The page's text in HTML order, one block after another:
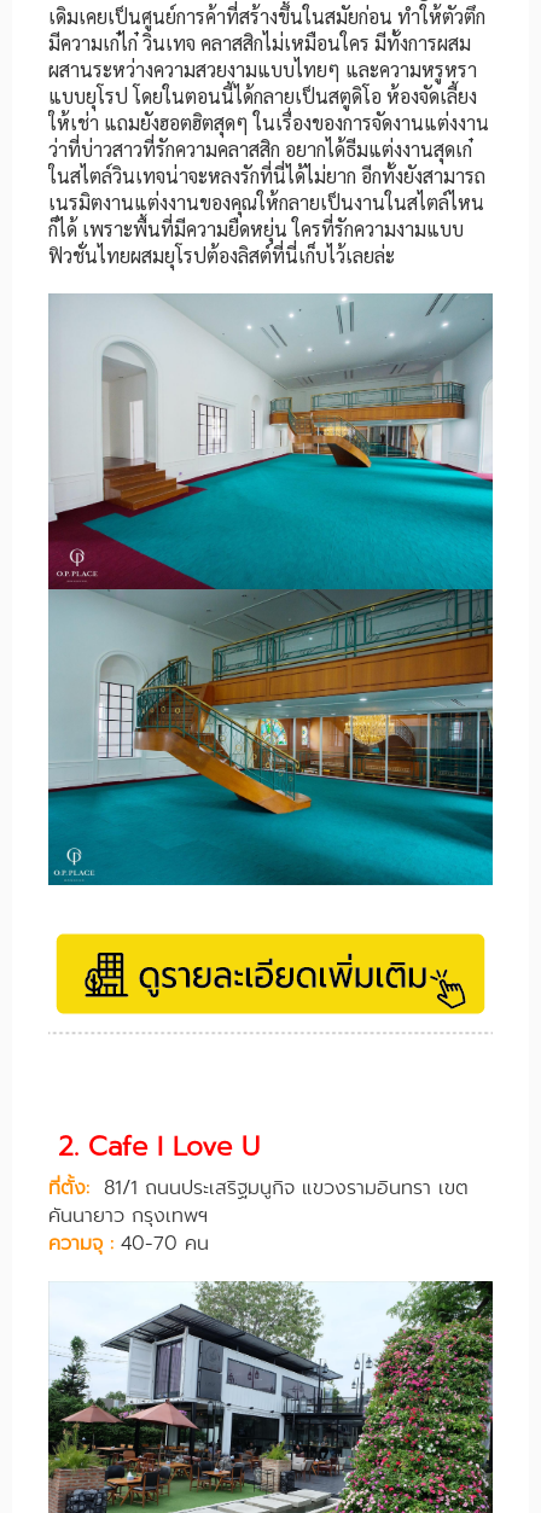
เดิมเคยเป็นศูนย์การค้าที่สร้างขึ้นในสมัยก่อน ทำให้ตัวตึก
มีความเก๋ไก๋ วินเทจ คลาสสิกไม่เหมือนใคร มีทั้งการผสม
ผสานระหว่างความสวยงามแบบไทยๆ และความหรูหรา
แบบยุโรป โดยในตอนนี้ได้กลายเป็นสตูดิโอ ห้องจัดเลี้ยง
ให้เช่า แถมยังฮอตฮิตสุดๆ ในเรื่องของการจัดงานแต่งงาน
ว่าที่บ่าวสาวที่รักความคลาสสิก อยากได้ธีมแต่งงานสุดเก๋
ในสไตล์วินเทจน่าจะหลงรักที่นี่ได้ไม่ยาก อีกทั้งยังสามารถ
เนรมิตงานแต่งงานของคุณให้กลายเป็นงานในสไตล์ไหน
ก็ได้ เพราะพื้นที่มีความยืดหยุ่น ใครที่รักความงามแบบ
ฟิวชั่นไทยผสมยุโรปต้องลิสต์ที่นี่เก็บไว้เลยล่ะ
2. Cafe I Love U
ที่ตั้ง: 81/1 ถนนประเสริฐมนูกิจ แขวงรามอินทรา เขต
คันนายาว กรุงเทพฯ
ความจุ : 40-70 คน